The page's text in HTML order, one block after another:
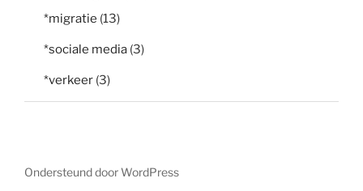
*migratie (13)
*sociale media (3)
*verkeer (3)
Ondersteund door WordPress